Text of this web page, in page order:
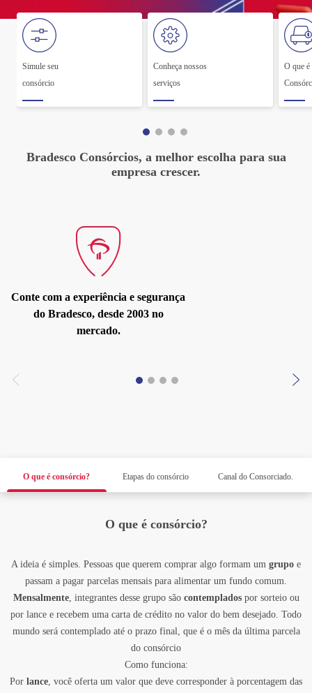
Simule seu
consórcio
Conheça nossos
serviços
O que é
Bradesco Consórcios, a melhor escolha para sua
empresa crescer.
Conte com a experiência e segurança
do Bradesco, desde 2003 no
mercado.
O que é consórcio? Etapas do consórcio Canal do Consorciado.
O que é consórcio?
A ideia é simples. Pessoas que querem comprar algo formam um grupo e
passam a pagar parcelas mensais para alimentar um fundo comum.
Mensalmente, integrantes desse grupo são contempladospor sorteio ou
por lance e recebem uma carta de crédito no valor do bem desejado. Todo
mundo será contemplado até o prazo final, que é o mês da última parcela
do consórcio
Como funciona:
Por lance , você oferta um valor que deve corresponder à porcentagem das